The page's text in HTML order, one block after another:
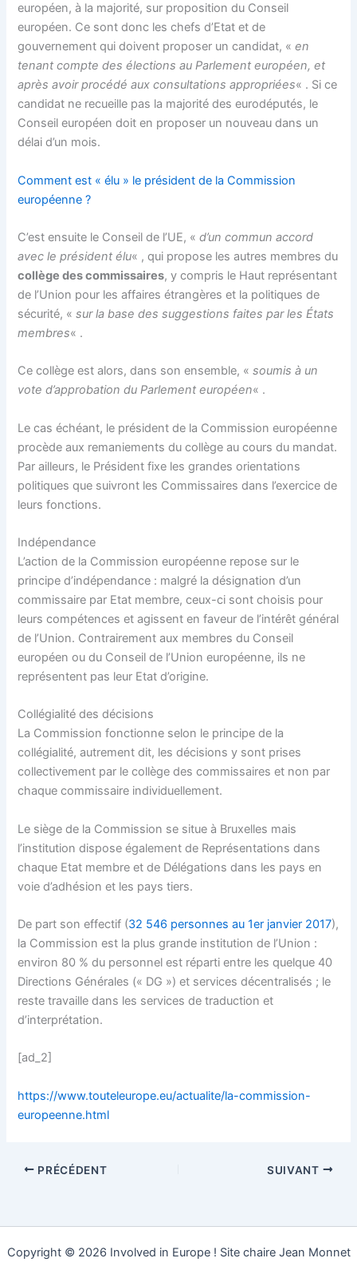
européen, à la majorité, sur proposition du Conseil
européen. Ce sont donc les chefs d’Etat et de
gouvernement qui doivent proposer un candidat, «en
tenant compte des élections au Parlement européen, et
après avoir procédé aux consultations appropriées« . Si ce
candidat ne recueille pas la majorité des eurodéputés, le
Conseil européen doit en proposer un nouveau dans un
délai d’un mois.
Comment est « élu » le président de la Commission
européenne ?
C’est ensuite le Conseil de l’UE, «d’un commun accord
avec le président élu« , qui propose les autres membres du
collège des commissaires, y compris le Haut représentant
de l’Union pour les affaires étrangères et la politiques de
sécurité, «sur la base des suggestions faites par les États
membres« .
Ce collège est alors, dans son ensemble, «soumis à un
vote d’approbation du Parlement européen« .
Le cas échéant, le président de la Commission européenne
procède aux remaniements du collège au cours du mandat.
Par ailleurs, le Président fixe les grandes orientations
politiques que suivront les Commissaires dans l’exercice de
leurs fonctions.
Indépendance
L’action de la Commission européenne repose sur le
principe d’indépendance : malgré la désignation d’un
commissaire par Etat membre, ceux-ci sont choisis pour
leurs compétences et agissent en faveur de l’intérêt général
de l’Union. Contrairement aux membres du Conseil
européen ou du Conseil de l’Union européenne, ils ne
représentent pas leur Etat d’origine.
Collégialité des décisions
La Commission fonctionne selon le principe de la
collégialité, autrement dit, les décisions y sont prises
collectivement par le collège des commissaires et non par
chaque commissaire individuellement.
Le siège de la Commission se situe à Bruxelles mais
l’institution dispose également de Représentations dans
chaque Etat membre et de Délégations dans les pays en
voie d’adhésion et les pays tiers.
De part son effectif (32 546 personnes au 1er janvier 2017),
la Commission est la plus grande institution de l’Union :
environ 80 % du personnel est réparti entre les quelque 40
Directions Générales (« DG ») et services décentralisés ; le
reste travaille dans les services de traduction et
d’interprétation.
[ad_2]
https://www.touteleurope.eu/actualite/la-commission-
europeenne.html
PRÉCÉDENT SUIVANT
Copyright © 2026 Involved in Europe ! Site chaire Jean Monnet